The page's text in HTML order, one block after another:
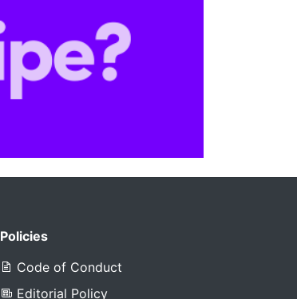
Policies
Code of Conduct
Editorial Policy